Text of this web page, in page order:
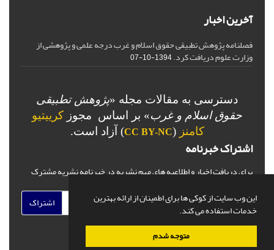
این وب سایت از کوکی ها برای اطمینان از ارائه بهترین
خدمات استفاده می کند.
متوجه شدم
آخرین اخبار
فصلنامه پژوهش تطبیقی حقوق اسلام و غرب درجه علمی و پژوهشی از
وزارت علوم دریافت کرد.1394-10-07
دسترسی به مقالات مجله «پژوهش تطبیقی
حقوق اسلام و غرب» بر اساس مجوز کرییتیو
کامنز (
CC BY-NC) آزاد است.
اشتراک خبرنامه
برای دریافت اخبار و اطلاعیه های مهم نشریه در خبرنامه نشریه مشترک
اشتراک